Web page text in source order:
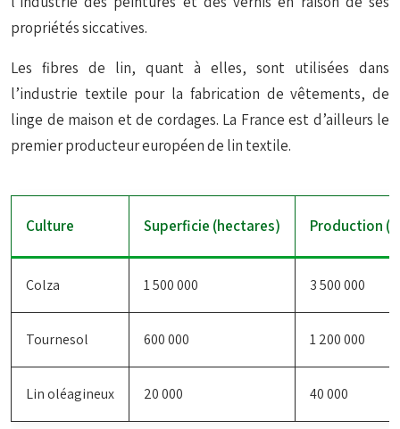
propriétés siccatives.
Les fibres de lin, quant à elles, sont utilisées dans
l’industrie textile pour la fabrication de vêtements, de
linge de maison et de cordages. La France est d’ailleurs le
premier producteur européen de lin textile.
Culture Superficie (hectares) Production
Colza 1 500 000 3 500 000
Tournesol 600 000 1 200 000
Lin oléagineux 20 000 40 000